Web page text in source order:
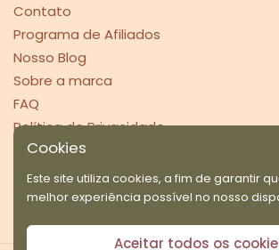
Contato
Programa de Afiliados
Nosso Blog
Sobre a marca
FAQ
Política de Privacidade
Pague com segurança
Cookies
Este site utiliza cookies, a fim de garantir
melhor experiência possível no nosso
Aceitar todos os